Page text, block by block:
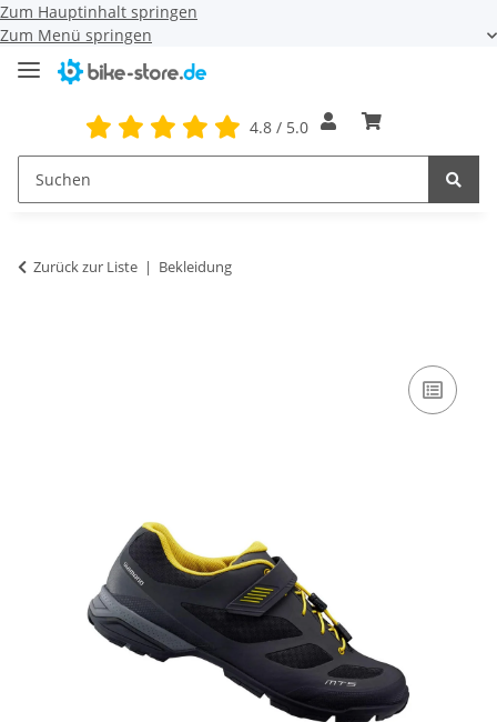
Zum Hauptinhalt springen
Zum Menü springen
4.8 / 5.0
Zurück zur Liste Bekleidung